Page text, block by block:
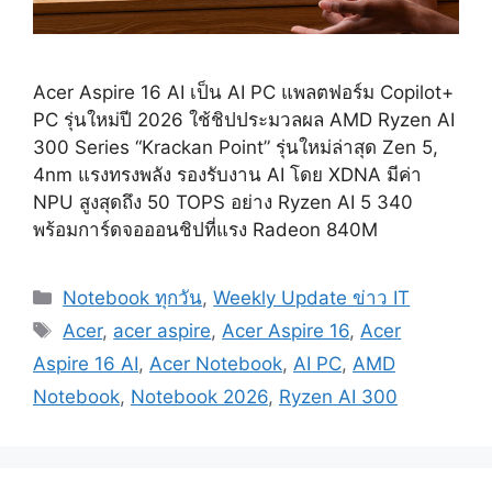
Acer Aspire 16 AI เป็น AI PC แพลตฟอร์ม Copilot+
PC รุ่นใหม่ปี 2026 ใช้ชิปประมวลผล AMD Ryzen AI
300 Series “Krackan Point” รุ่นใหม่ล่าสุด Zen 5,
4nm แรงทรงพลัง รองรับงาน AI โดย XDNA มีค่า
NPU สูงสุดถึง 50 TOPS อย่าง Ryzen AI 5 340
พร้อมการ์ดจอออนชิปที่แรง Radeon 840M
Categories
Notebook ทุกวัน,Weekly Update ข่าว IT
Tags
Acer, acer aspire,Acer Aspire 16,Acer
Aspire 16 AI, Acer Notebook, AI PC, AMD
Notebook, Notebook 2026, Ryzen AI 300